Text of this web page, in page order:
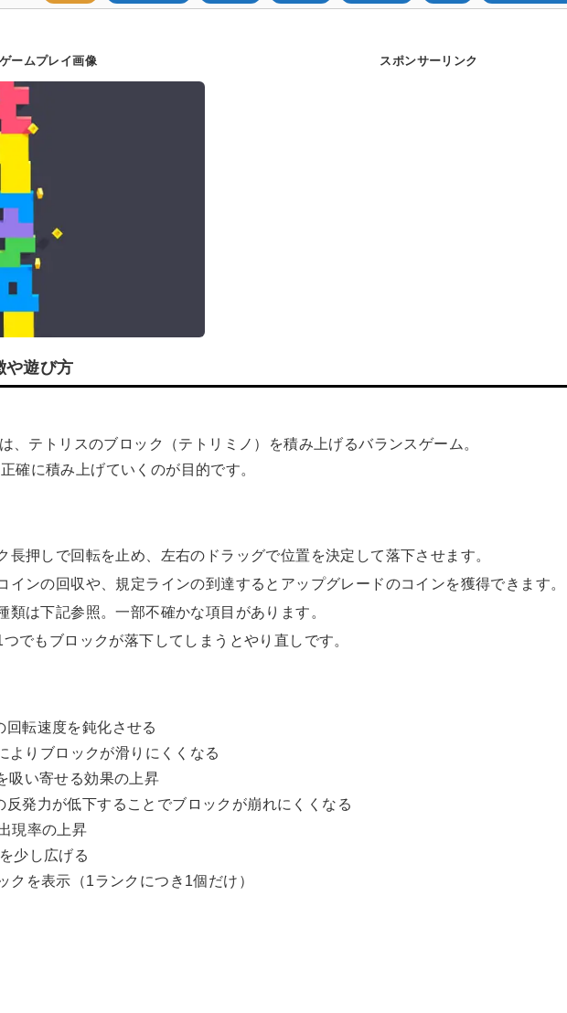
ゲームプレイ画像 スポンサーリンク
や遊び方
、テトリスのブロック（テトリミノ）を積み上げるバランスゲーム。
確に積み上げていくのが目的です。
長押しで回転を止め、左右のドラッグで位置を決定して落下させます。
インの回収や、規定ラインの到達するとアップグレードのコインを獲得できます。
類は下記参照。一部不確かな項目があります。
でもブロックが落下してしまうとやり直しです。
転速度を鈍化させる
よりブロックが滑りにくくなる
吸い寄せる効果の上昇
発力が低下することでブロックが崩れにくくなる
現率の上昇
少し広げる
クを表示（1ランクにつき1個だけ）